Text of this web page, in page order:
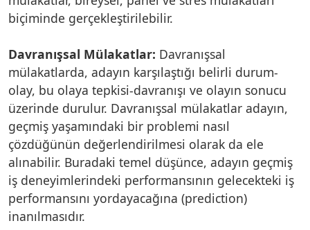
biçiminde gerçekleştirilebilir.
Davranışsal Mülakatlar: Davranışsal
mülakatlarda, adayın karşılaştığı belirli durum-
olay, bu olaya tepkisi-davranışı ve olayın sonucu
üzerinde durulur. Davranışsal mülakatlar adayın,
geçmiş yaşamındaki bir problemi nasıl
çözdüğünün değerlendirilmesi olarak da ele
alınabilir. Buradaki temel düşünce, adayın geçmiş
iş deneyimlerindeki performansının gelecekteki iş
performansını yordayacağına (prediction)
inanılmasıdır.